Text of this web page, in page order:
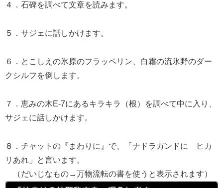
４．石碑を調べて文章を読みます。
５．サジェに話しかけます。
６．とこしえの氷原のフラッペリン、白霜の流氷野のダー
クシルフを倒します。
７．恵みの木E-7にあるキラキラ（根）を調べて中に入り、
サジェに話しかけます。
８．チャットの『まわりに』で、「ナドラガンドに ヒカ
リあれ」と言います。
（だいじなもの→万物流転の書を使うと表示されます）